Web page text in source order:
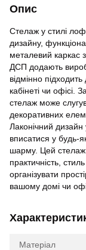
Опис
Стелаж у стилі
дизайну,
металевий каркас
ДСП додають
відмінно підходить
кабінеті чи офісі.
стелаж може
декоративних
Лаконічний
вписатися у будь-
шарму. Цей стелаж
практичність,
організувати
вашому домі чи
Матеріал